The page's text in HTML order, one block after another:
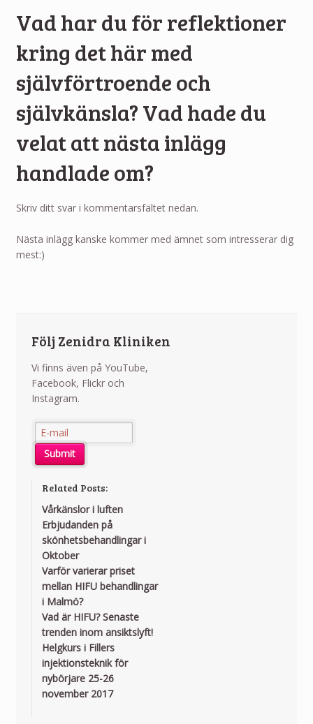
Vad har du för reflektioner
kring det här med
självförtroende och
självkänsla? Vad hade du
velat att nästa inlägg
handlade om?
Skriv ditt svar i kommentarsfältet nedan.
Nästa inlägg kanske kommer med ämnet som intresserar dig
mest:)
Följ Zenidra Kliniken
Vi finns även på YouTube,
Facebook, Flickr och
Instagram.
Related Posts:
Vårkänslor i luften
Erbjudanden på
skönhetsbehandlingar i
Oktober
Varför varierar priset
mellan HIFU behandlingar
i Malmö?
Vad är HIFU? Senaste
trenden inom ansiktslyft!
Helgkurs i Fillers
injektionsteknik för
nybörjare 25-26
november 2017